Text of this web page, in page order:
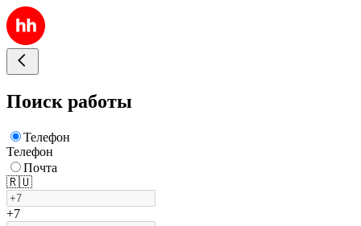
Поиск работы
Телефон
Телефон
Почта
🇷🇺
+7